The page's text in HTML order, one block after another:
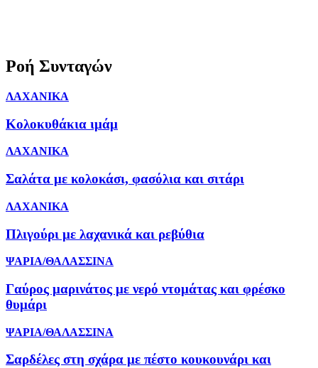
Ροή Συνταγών
ΛΑΧΑΝΙΚΑ
Κολοκυθάκια ιμάμ
ΛΑΧΑΝΙΚΑ
Σαλάτα με κολοκάσι, φασόλια και σιτάρι
ΛΑΧΑΝΙΚΑ
Πλιγούρι με λαχανικά και ρεβύθια
ΨΑΡΙΑ/ΘΑΛΑΣΣΙΝΑ
Γαύρος μαρινάτος με νερό ντομάτας και φρέσκο
θυμάρι
ΨΑΡΙΑ/ΘΑΛΑΣΣΙΝΑ
Σαρδέλες στη σχάρα με πέστο κουκουνάρι και